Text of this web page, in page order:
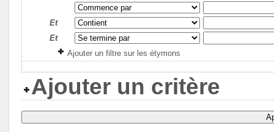
Et
Et
Ajouter un filtre sur les étymons
Ajouter un critère